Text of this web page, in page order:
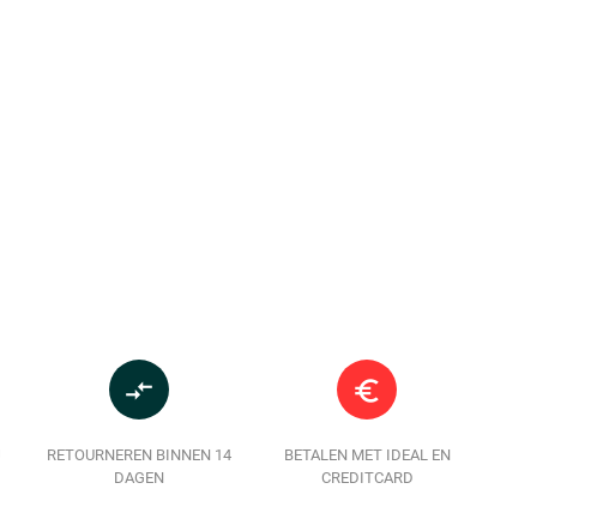
compare_arrows
RETOURNEREN BINNEN 14
DAGEN
euro_symbol
BETALEN MET IDEAL EN
CREDITCARD